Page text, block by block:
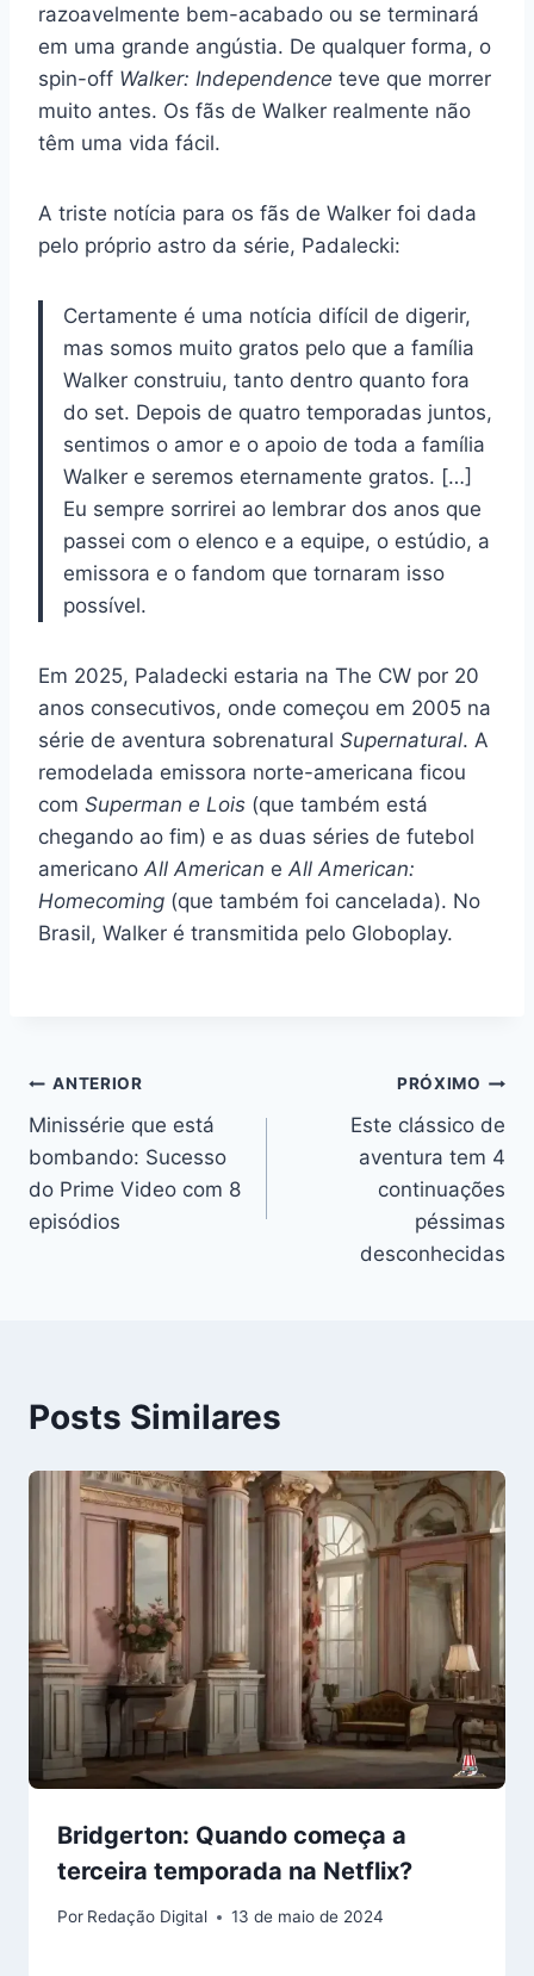
razoavelmente bem-acabado ou se terminará
em uma grande angústia. De qualquer forma, o
spin-off Walker: Independence teve que morrer
muito antes. Os fãs de Walker realmente não
têm uma vida fácil.
A triste notícia para os fãs de Walker foi dada
pelo próprio astro da série, Padalecki:
Certamente é uma notícia difícil de digerir,
mas somos muito gratos pelo que a família
Walker construiu, tanto dentro quanto fora
do set. Depois de quatro temporadas juntos,
sentimos o amor e o apoio de toda a família
Walker e seremos eternamente gratos. […]
Eu sempre sorrirei ao lembrar dos anos que
passei com o elenco e a equipe, o estúdio, a
emissora e o fandom que tornaram isso
possível.
Em 2025, Paladecki estaria na The CW por 20
anos consecutivos, onde começou em 2005 na
série de aventura sobrenatural Supernatural. A
remodelada emissora norte-americana ficou
com Superman e Lois (que também está
chegando ao fim) e as duas séries de futebol
americano All American e All American:
Homecoming (que também foi cancelada). No
Brasil, Walker é transmitida pelo Globoplay.
Navegação
de
Post
ANTERIOR
Minissérie que está
bombando: Sucesso
do Prime Video com 8
episódios
PRÓXIMO
Este clássico de
aventura tem 4
continuações
péssimas
desconhecidas
Posts Similares
Bridgerton: Quando começa a
terceira temporada na Netflix?
Por Redação Digital 13 de maio de 2024